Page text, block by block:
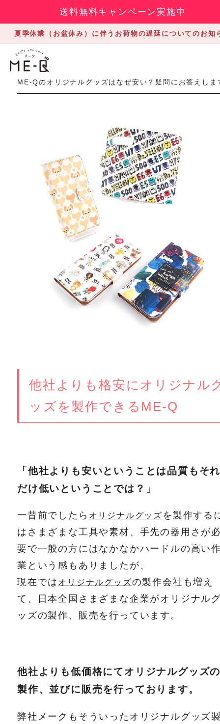
送料無料キャンペーン実施中
夏季休業（お盆休み）に伴うお荷物の遅延についてのお知
2021.1.21
ME-Qのオリジナルグッズはなぜ安い？疑問にお答えしま
他社よりも格安にオリジナル
ッズを製作できるME-Q
「他社よりも安いということは品質もそ
だけ低いということでは？」
一昔前でしたら オリジナルグッズ を製作する
はさまざまな工具や素材、手先の器用さが
要で一般の方にはなかなかハードルの高い
業という感もありましたが、
現在では オリジナルグッズの製作会社も増え
て、日本全国さまざまな企業がオリジナル
ッズの製作、販売を行っています。
他社よりも低価格にてオリジナルグッズ
製作、並びに販売を行っております。
弊社メークもそういったオリジナルグッズ